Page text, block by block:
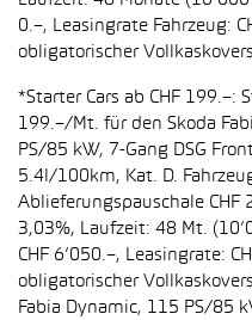
0.–, Leasingrate Fahrzeug:
obligatorischer
*Starter Cars ab CHF 199.–:
199.–/Mt. für den Skoda
PS/85 kW, 7-Gang DSG
5.4l/100km, Kat. D.
Ablieferungspauschale CHF
3,03%, Laufzeit: 48 Mt.
CHF 6’050.–, Leasingrate:
obligatorischer
Fabia Dynamic, 115 PS/85